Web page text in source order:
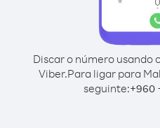
Discar o número usando
Viber.Para ligar para
seguinte:+960